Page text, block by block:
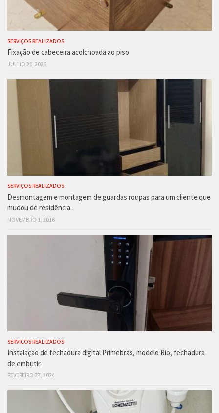
SERVIÇOS REALIZADOS
Fixação de cabeceira acolchoada ao piso
JULHO 20, 2026
SERVIÇOS REALIZADOS
Desmontagem e montagem de guardas roupas para um cliente que
mudou de residência.
NOVEMBRO 1, 2016
SERVIÇOS REALIZADOS
Instalação de fechadura digital Primebras, modelo Rio, fechadura
de embutir.
FEVEREIRO 27, 2024